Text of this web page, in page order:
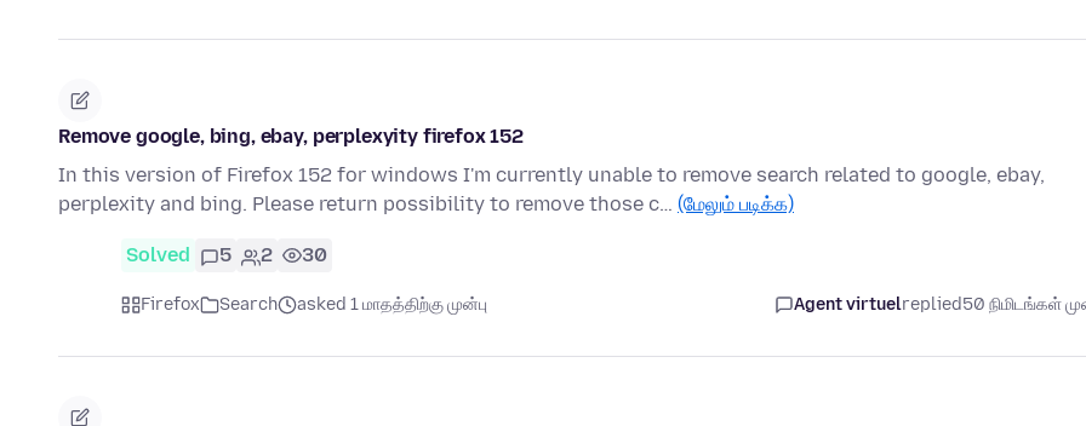
Remove google, bing, ebay, perplexyity firefox 152
In this version of Firefox 152 for windows I'm currently unable to remove search related to google, ebay,
perplexity and bing. Please return possibility to remove those c… (மேலும் படிக்க)
Solved 5 2 30
Firefox Search asked 1 மாதத்திற்கு முன்பு Agent virtuelreplied50 நிமிடங்கள்